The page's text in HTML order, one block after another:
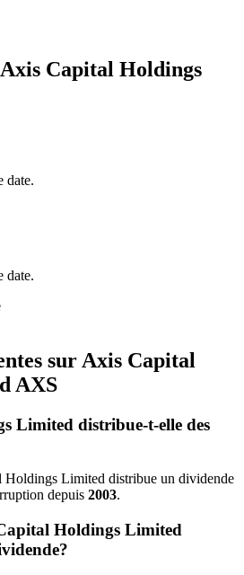
Capital Holdings
date.
date.
sur Axis Capital
AXS
Limited distribue-t-elle des
Limited distribue un dividende
depuis 2003.
Holdings Limited